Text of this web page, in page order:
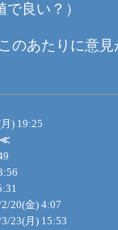
良い？）
のあたりに意
) 19:25
≪
20(金) 4:07
23(月) 15:53